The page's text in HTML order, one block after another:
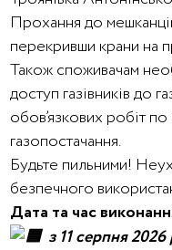
Прохання до
перекривши крани на
Також споживачам
доступ газівників до
обов’язкових робіт
газопостачання.
Будьте пильними!
безпечного
Дата та час
з 11 серпня 2026